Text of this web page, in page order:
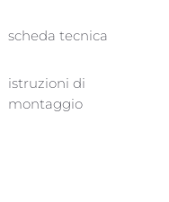
scheda tecnica
istruzioni di
montaggio